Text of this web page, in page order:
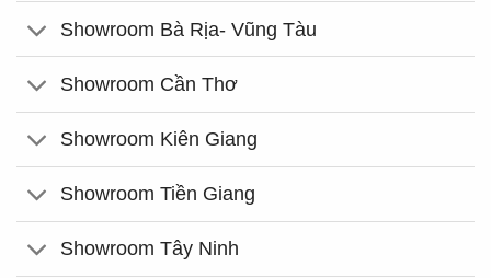
Showroom Bà Rịa- Vũng Tàu
Showroom Cần Thơ
Showroom Kiên Giang
Showroom Tiền Giang
Showroom Tây Ninh